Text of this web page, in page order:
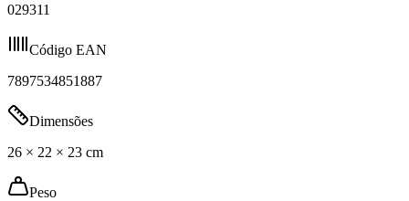
029311
Código EAN
7897534851887
Dimensões
26 × 22 × 23 cm
Peso